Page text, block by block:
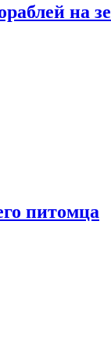
на
питомца